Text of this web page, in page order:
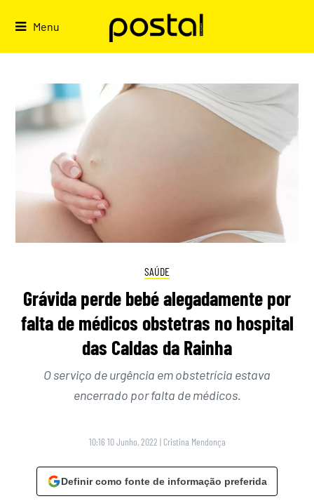
Menu
SAÚDE
Grávida perde bebé alegadamente por
falta de médicos obstetras no hospital
das Caldas da Rainha
O serviço de urgência em obstetrícia estava
encerrado por falta de médicos.
10:16 10 Junho, 2022 | Cristina Mendonça
Definir como fonte de informação preferida